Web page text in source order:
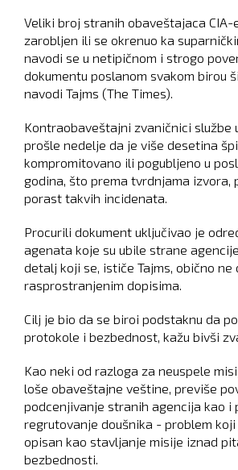
Veliki broj stranih obaveštajaca CIA-
zarobljen ili se okrenuo ka
navodi se u netipičnom i strogo
dokumentu poslanom svakom birou
navodi Tajms (The Times).
Kontraobaveštajni zvaničnici službe
prošle nedelje da je više desetina
kompromitovano ili pogubljeno u
godina, što prema tvrdnjama izvora,
porast takvih incidenata.
Procurili dokument uključivao je
agenata koje su ubile strane
detalj koji se, ističe Tajms, obično ne
rasprostranjenim dopisima.
Cilj je bio da se biroi podstaknu da
protokole i bezbednost, kažu bivši
Kao neki od razloga za neuspele
loše obaveštajne veštine, previše
podcenjivanje stranih agencija kao i
regrutovanje doušnika - problem koji
opisan kao stavljanje misije iznad
bezbednosti.